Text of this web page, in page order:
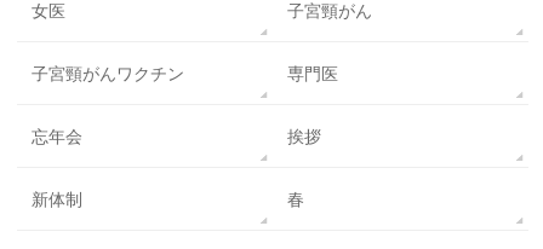
女医 子宮頸がん
子宮頸がんワクチン 専門医
忘年会 挨拶
新体制 春